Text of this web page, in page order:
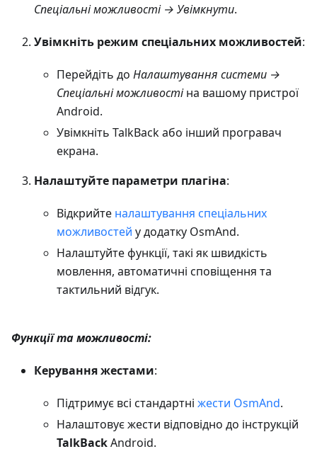
Спеціальні можливості → Увімкнути.
Увімкніть режим спеціальних можливостей:
Перейдіть до Налаштування системи →
Спеціальні можливостіна вашому пристрої
Android.
Увімкніть TalkBack або інший програвач
екрана.
Налаштуйте параметри плагіна:
Відкрийте налаштування спеціальних
можливостей у додатку OsmAnd.
Налаштуйте функції, такі як швидкість
мовлення, автоматичні сповіщення та
тактильний відгук.
Функції та можливості:
Керування жестами:
Підтримує всі стандартні жести OsmAnd.
Налаштовує жести відповідно до інструкцій
TalkBackAndroid.